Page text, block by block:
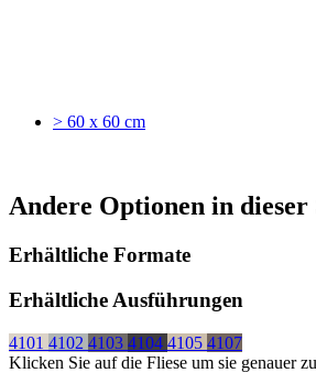
> 60 x 60 cm
Andere Optionen in dieser
Erhältliche Formate
Erhältliche Ausführungen
4101 4102 4103 4104 4105 4107
Klicken Sie auf die Fliese um sie genauer